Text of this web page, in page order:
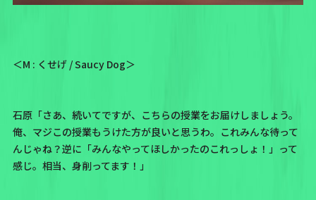
＜M : くせげ / Saucy Dog＞
石原「さあ、続いてですが、こちらの授業をお届けしましょう。
俺、マジこの授業もうけた方が良いと思うわ。これみんな待って
んじゃね？逆に「みんなやってほしかったのこれっしょ！」って
感じ。相当、身削ってます！」